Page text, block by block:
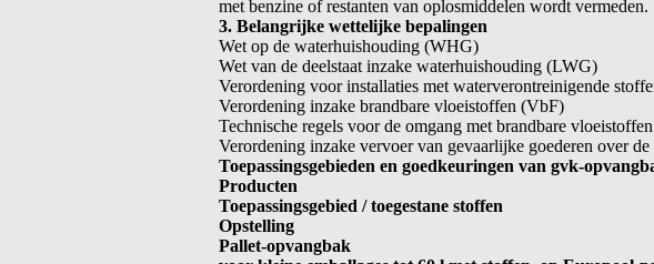
met benzine of restanten van oplosmiddelen wordt vermeden.
3. Belangrijke wettelijke bepalingen
Wet op de waterhuishouding (WHG)
Wet van de deelstaat inzake waterhuishouding (LWG)
Verordening voor installaties met waterverontreinigende
Verordening inzake brandbare vloeistoffen (VbF)
Technische regels voor de omgang met brandbare
Verordening inzake vervoer van gevaarlijke goederen over
Toepassingsgebieden en goedkeuringen van gvk-
Producten
Toepassingsgebied / toegestane stoffen
Opstelling
Pallet-opvangbak